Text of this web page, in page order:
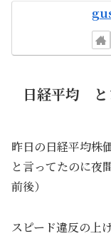
日経平均 と
昨日の日経平均株
と言ってたのに夜
前後）
スピード違反の上